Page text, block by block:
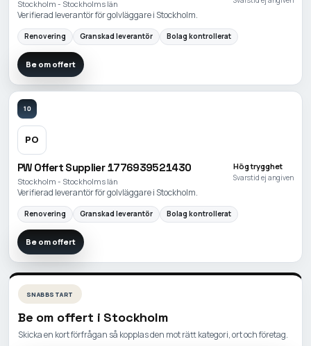
Stockholm - Stockholms län
Verifierad leverantör för golvläggare i Stockholm.
Renovering Granskad leverantör Bolag kontrollerat
Be om offert
10
PO
PW Offert Supplier 1776939521430
Stockholm - Stockholms län
Hög trygghet
Svarstid ej angiven
Verifierad leverantör för golvläggare i Stockholm.
Renovering Granskad leverantör Bolag kontrollerat
Be om offert
SNABBSTART
Be om offert i Stockholm
Skicka en kort förfrågan så kopplas den mot rätt kategori, ort och företag.